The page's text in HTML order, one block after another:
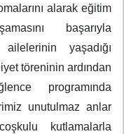
alarak eğitim
başarıyla
yaşadığı
töreninin ardından
programında
unutulmaz anlar
kutlamalarla